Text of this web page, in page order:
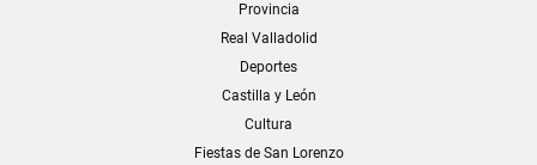
Provincia
Real Valladolid
Deportes
Castilla y León
Cultura
Fiestas de San Lorenzo